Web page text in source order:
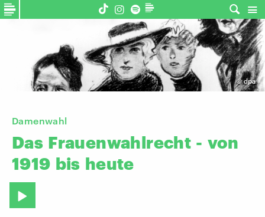
©dpa
Damenwahl
Das Frauenwahlrecht - von
1919 bis heute